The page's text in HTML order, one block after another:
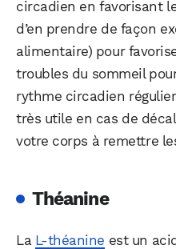
circadien en favorisant
d’en prendre de façon
alimentaire) pour
troubles du sommeil
rythme circadien
très utile en cas de
votre corps à remettre
Théanine
La L-théanine est un